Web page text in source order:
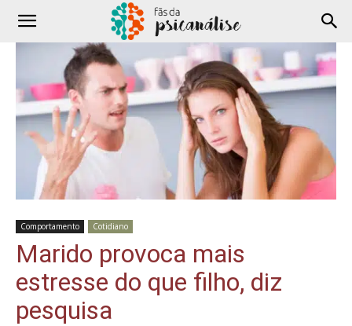
Comportamento Cotidiano
Marido provoca mais
estresse do que filho, diz
pesquisa